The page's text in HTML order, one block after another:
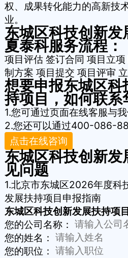
权、成果转化能力的高新技
业。
东城区科技创新
夏泰科服务流程：
项目评估 签订合同 项目立项
制方案 项目提交 项目评审
想要申报东城区科
持项目，如何联系
1.您可通过页面在线客服与
2.您还可以通过400-086-
点击在线咨询
东城区科技创新发
见问题
1.北京市东城区2026年度科
发展扶持项目申报指南
东城区科技创新发展扶持项目
您的公司名称：
您的姓名：
您的职位：